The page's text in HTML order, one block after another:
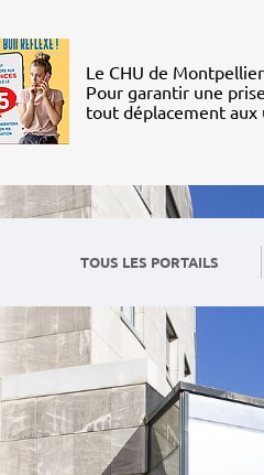
Le CHU de
Pour garantir une
tout déplacement aux
TOUS LES PORTAILS